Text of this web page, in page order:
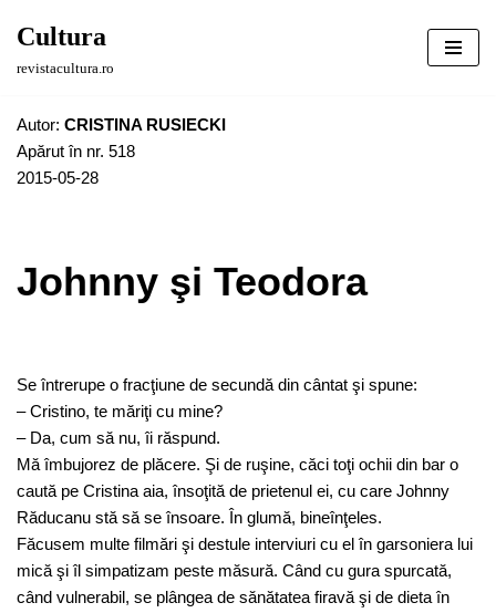
Sari
Cultura
revistacultura.ro
Autor: CRISTINA RUSIECKI
Apărut în nr. 518
2015-05-28
Johnny şi Teodora
Se întrerupe o fracţiune de secundă din cântat şi spune:
– Cristino, te măriţi cu mine?
– Da, cum să nu, îi răspund.
Mă îmbujorez de plăcere. Şi de ruşine, căci toţi ochii din bar o
caută pe Cristina aia, însoţită de prietenul ei, cu care Johnny
Răducanu stă să se însoare. În glumă, bineînţeles.
Făcusem multe filmări şi destule interviuri cu el în garsoniera lui
mică şi îl simpatizam peste măsură. Când cu gura spurcată,
când vulnerabil, se plângea de sănătatea firavă şi de dieta în